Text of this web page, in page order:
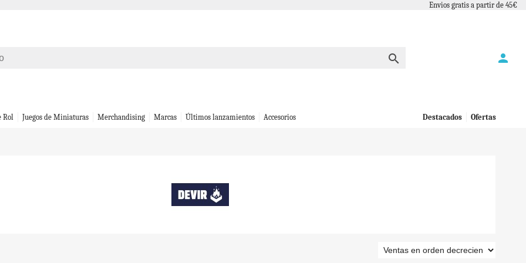
Envios gratis a partir de 45€
 person
Rol Juegos de Miniaturas Merchandising Marcas Últimos lanzamientos Accesorios Destacados Ofertas